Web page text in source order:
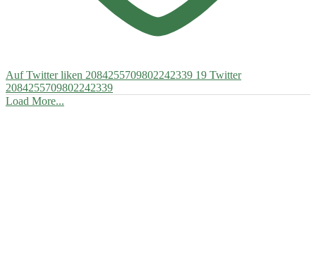
Auf Twitter liken 2084255709802242339 19 Twitter
2084255709802242339
Load More...